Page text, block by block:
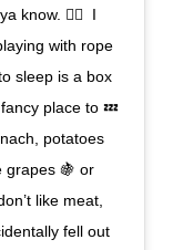
know. ✌🏻⁣ ⁣ I
with rope
sleep is a box
place to 💤
potatoes
grapes 🍇 or
like meat,
fell out